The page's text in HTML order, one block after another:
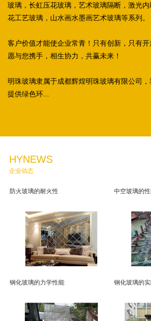
玻璃，长虹压花玻璃，艺术玻璃隔断，激光
花工艺玻璃，山水画水墨画艺术玻璃等系列。
客户价值才能使企业常青！只有创新，只有
愿与您携手，相生协力，共赢未来！
明珠玻璃隶属于成都辉煌明珠玻璃有限公司
提供绿色环...
HYNEWS
企业动态
防火玻璃的耐火性 中空玻璃的
钢化玻璃的力学性能 钢化玻璃的